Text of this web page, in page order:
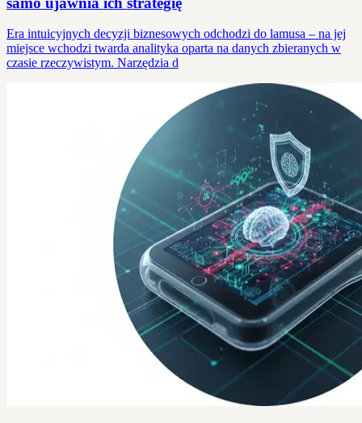
Era intuicyjnych decyzji biznesowych odchodzi do lamusa – na jej
miejsce wchodzi twarda analityka oparta na danych zbieranych w
czasie rzeczywistym. Narzędzia d